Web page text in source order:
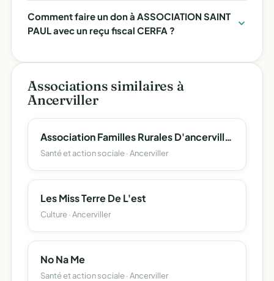
Comment faire un don à ASSOCIATION SAINT
PAUL avec un reçu fiscal CERFA ?
Associations similaires à
Ancerviller
Association Familles Rurales D'ancerviller
Santé et action sociale · Ancerviller
Les Miss Terre De L'est
Culture · Ancerviller
No Na Me
Santé et action sociale · Ancerviller